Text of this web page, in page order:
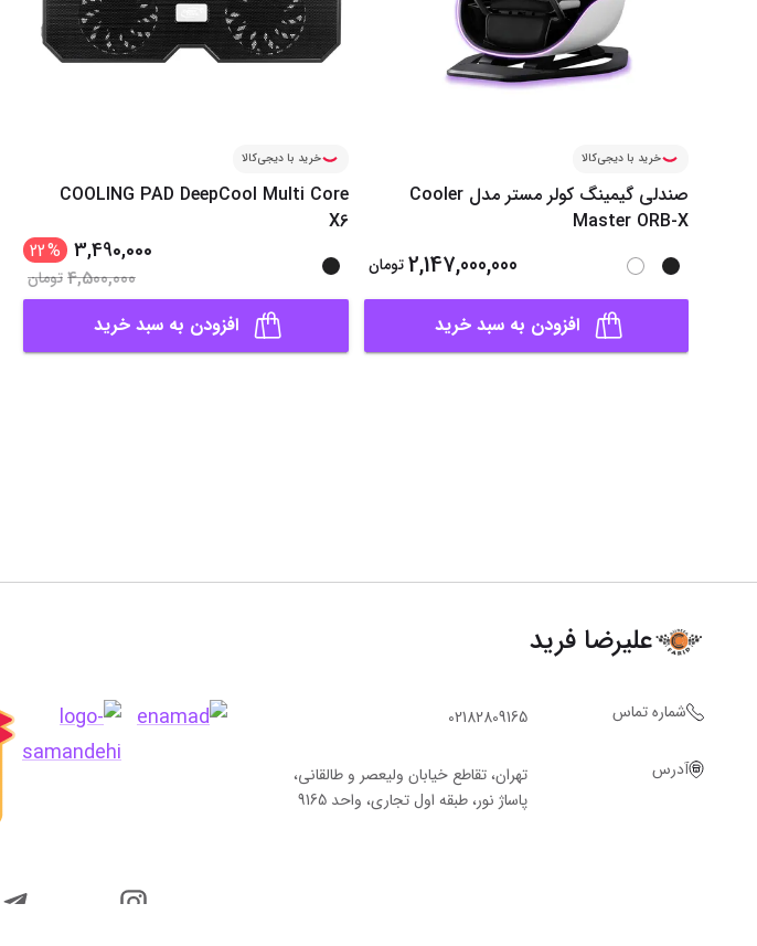
خرید با دیجی‌کالا
صندلی گیمینگ کولر مستر مدل Cooler
Master ORB-X
2,147,000,000 تومان
افزودن به سبد خرید
خرید با دیجی‌کالا
COOLING PAD DeepCool Multi Core
X6
3,490,000
%
22
4,500,000تومان
افزودن به سبد خرید
علیرضا فرید
شماره تماس 02182809165
آدرس
تهران، تقاطع خیابان ولیعصر و طالقانی،
پاساژ نور، طبقه اول تجاری، واحد 9165